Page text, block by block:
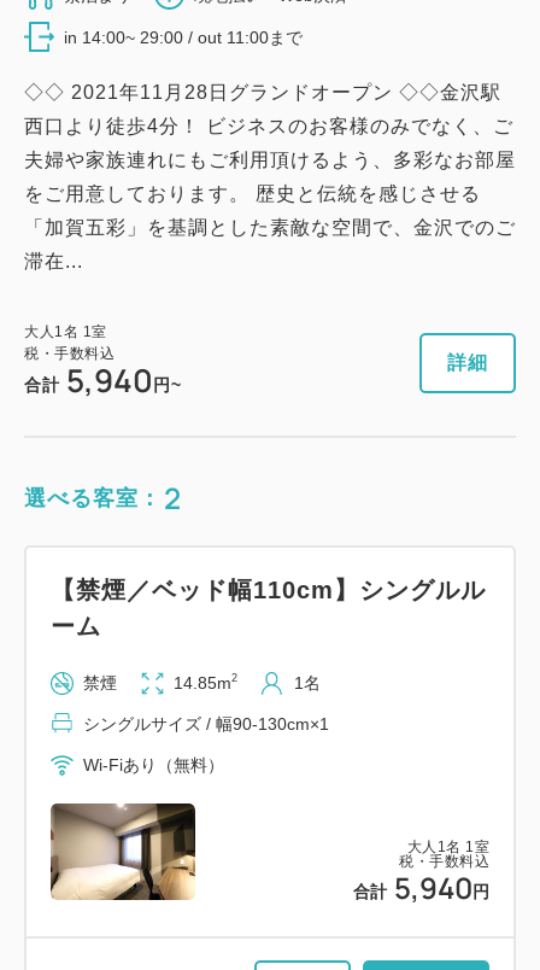
in 14:00~ 29:00 / out 11:00まで
◇◇ 2021年11月28日グランドオープン ◇◇金沢駅
西口より徒歩4分！ ビジネスのお客様のみでなく、ご
夫婦や家族連れにもご利用頂けるよう、多彩なお部屋
をご用意しております。 歴史と伝統を感じさせる
「加賀五彩」を基調とした素敵な空間で、金沢でのご
滞在...
大人 1名 1室
税・手数料込
合計 5,940 円~
詳細
選べる客室： 2
大人 1名 1室
税・手数料込
合計 5,940 円
【禁煙／ベッド幅110cm】シングルル
ーム
禁煙 14.85m2 1名
シングルサイズ / 幅90-130cm×1
Wi-Fiあり（無料）